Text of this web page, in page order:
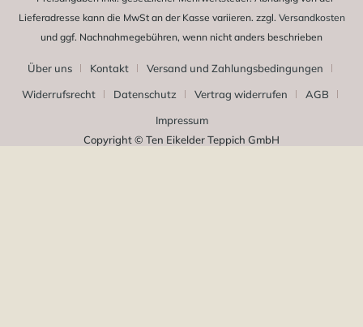
Lieferadresse kann die MwSt an der Kasse variieren. zzgl. Versandkosten
und ggf. Nachnahmegebühren, wenn nicht anders beschrieben
Über uns Kontakt
Versand und Zahlungsbedingungen
Widerrufsrecht
Datenschutz Vertrag widerrufen
AGB
Impressum
Copyright © Ten Eikelder Teppich GmbH